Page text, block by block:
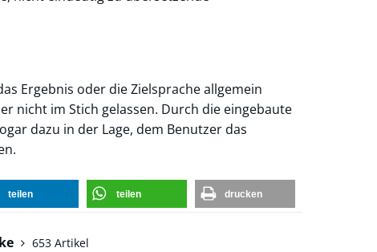
Ergebnis oder die Zielsprache allgemein
nicht im Stich gelassen. Durch die eingebaute
dazu in der Lage, dem Benutzer das
teilen teilen drucken
653 Artikel